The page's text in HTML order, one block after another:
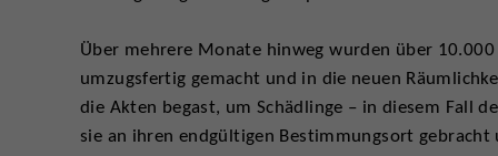
Über mehrere Monate hinweg wurden über
umzugsfertig gemacht und in die neuen
die Akten begast, um Schädlinge – in diesem Fall
sie an ihren endgültigen Bestimmungsort